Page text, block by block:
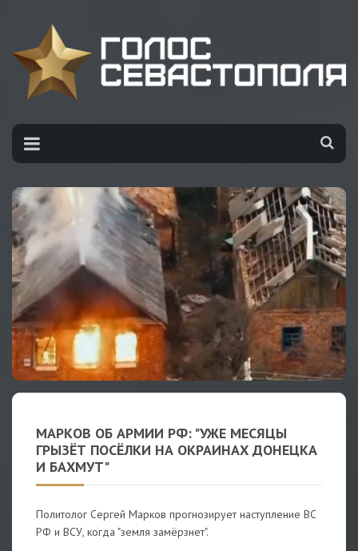
МАРКОВ ОБ АРМИИ РФ: "УЖЕ МЕСЯЦЫ
ГРЫЗЁТ ПОСЁЛКИ НА ОКРАИНАХ ДОНЕЦКА
И БАХМУТ"
Политолог Сергей Марков прогнозирует наступление ВС
РФ и ВСУ, когда "земля замёрзнет".